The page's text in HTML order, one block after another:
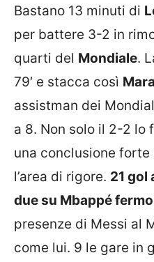
Bastano 13 minuti di
per battere 3-2 in
quarti del Mondiale.
79′ e stacca così
assistman dei
a 8. Non solo il 2-2 lo
una conclusione
l’area di rigore. 21 gol
due su Mbappé fermo
presenze di Messi al
come lui. 9 le gare in